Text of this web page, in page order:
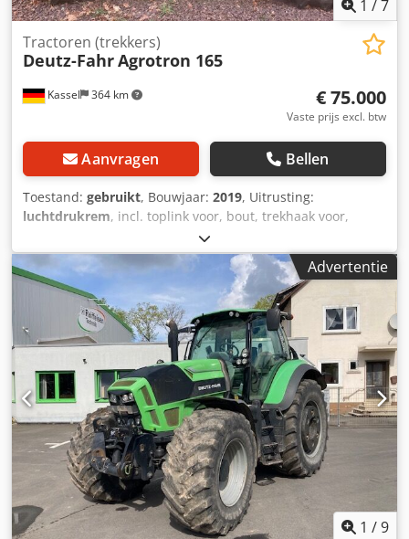
1 /7
Kassel 364 km
Tractoren (trekkers)
Deutz-FahrAgrotron 165
€ 75.000
Vaste prijs excl. btw
Aanvragen Bellen
Toestand: gebruikt, Bouwjaar: 2019, Uitrusting:
luchtdrukrem, incl. toplink voor, bout, trekhaak voor,
toplink achter automatisch / K80 aanhangkoppeling, 1/4
dieseltank, 1/2 AdBlue Crsdpfx Aijtdm Dyjfsf
Advertentie
1 /9